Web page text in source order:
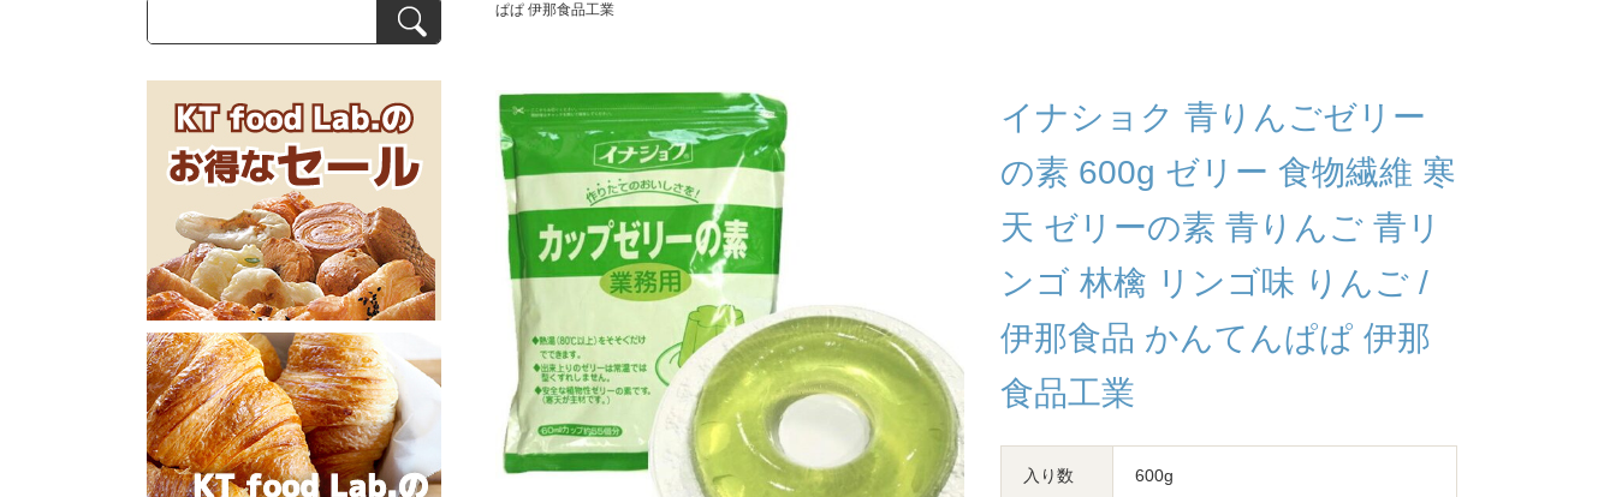
ぱぱ 伊那食品工業
イナショク 青りんごゼリー
の素 600g ゼリー 食物繊維 寒
天 ゼリーの素 青りんご 青リ
ンゴ 林檎 リンゴ味 りんご /
伊那食品 かんてんぱぱ 伊那
食品工業
入り数 600g